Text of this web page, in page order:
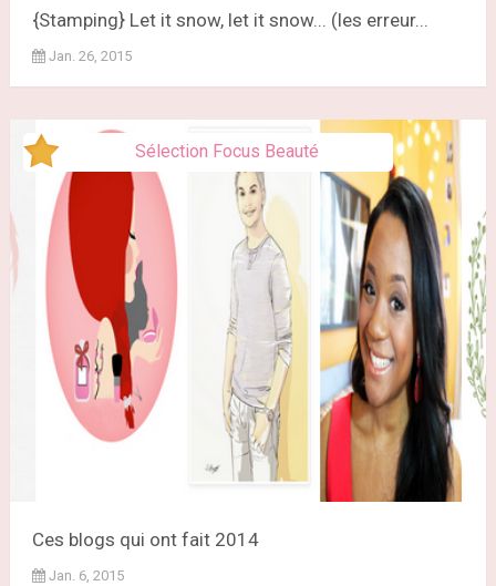
{Stamping} Let it snow, let it snow... (les erreur...
Jan. 26, 2015
Sélection Focus Beauté
Ces blogs qui ont fait 2014
Jan. 6, 2015